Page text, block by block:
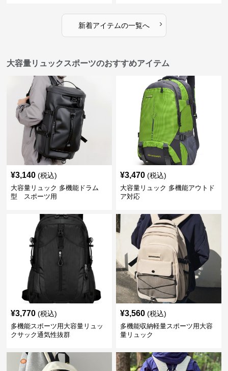
新着アイテムの一覧へ ›
大容量リュックスポーツのおすすめアイテム
¥3,140 (税込)
大容量リュック 多機能ドラム
型 スポーツ用
¥3,470 (税込)
大容量リュック 多機能アウトド
ア対応
¥3,770 (税込)
多機能スポーツ用大容量リュッ
クサック通気性抜群
¥3,560 (税込)
多機能収納軽量スポーツ用大容
量リュック